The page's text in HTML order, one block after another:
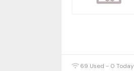
69 Used - 0 Today